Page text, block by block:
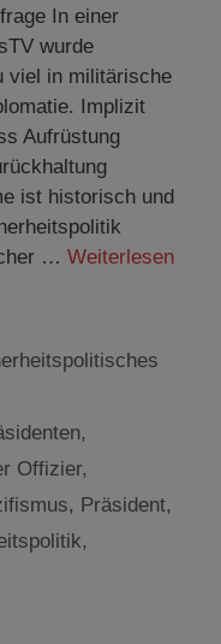
In einer
wurde
viel in militärische
Implizit
Aufrüstung
ist historisch und
… Weiterlesen
,
Offizier,
, Präsident,
,